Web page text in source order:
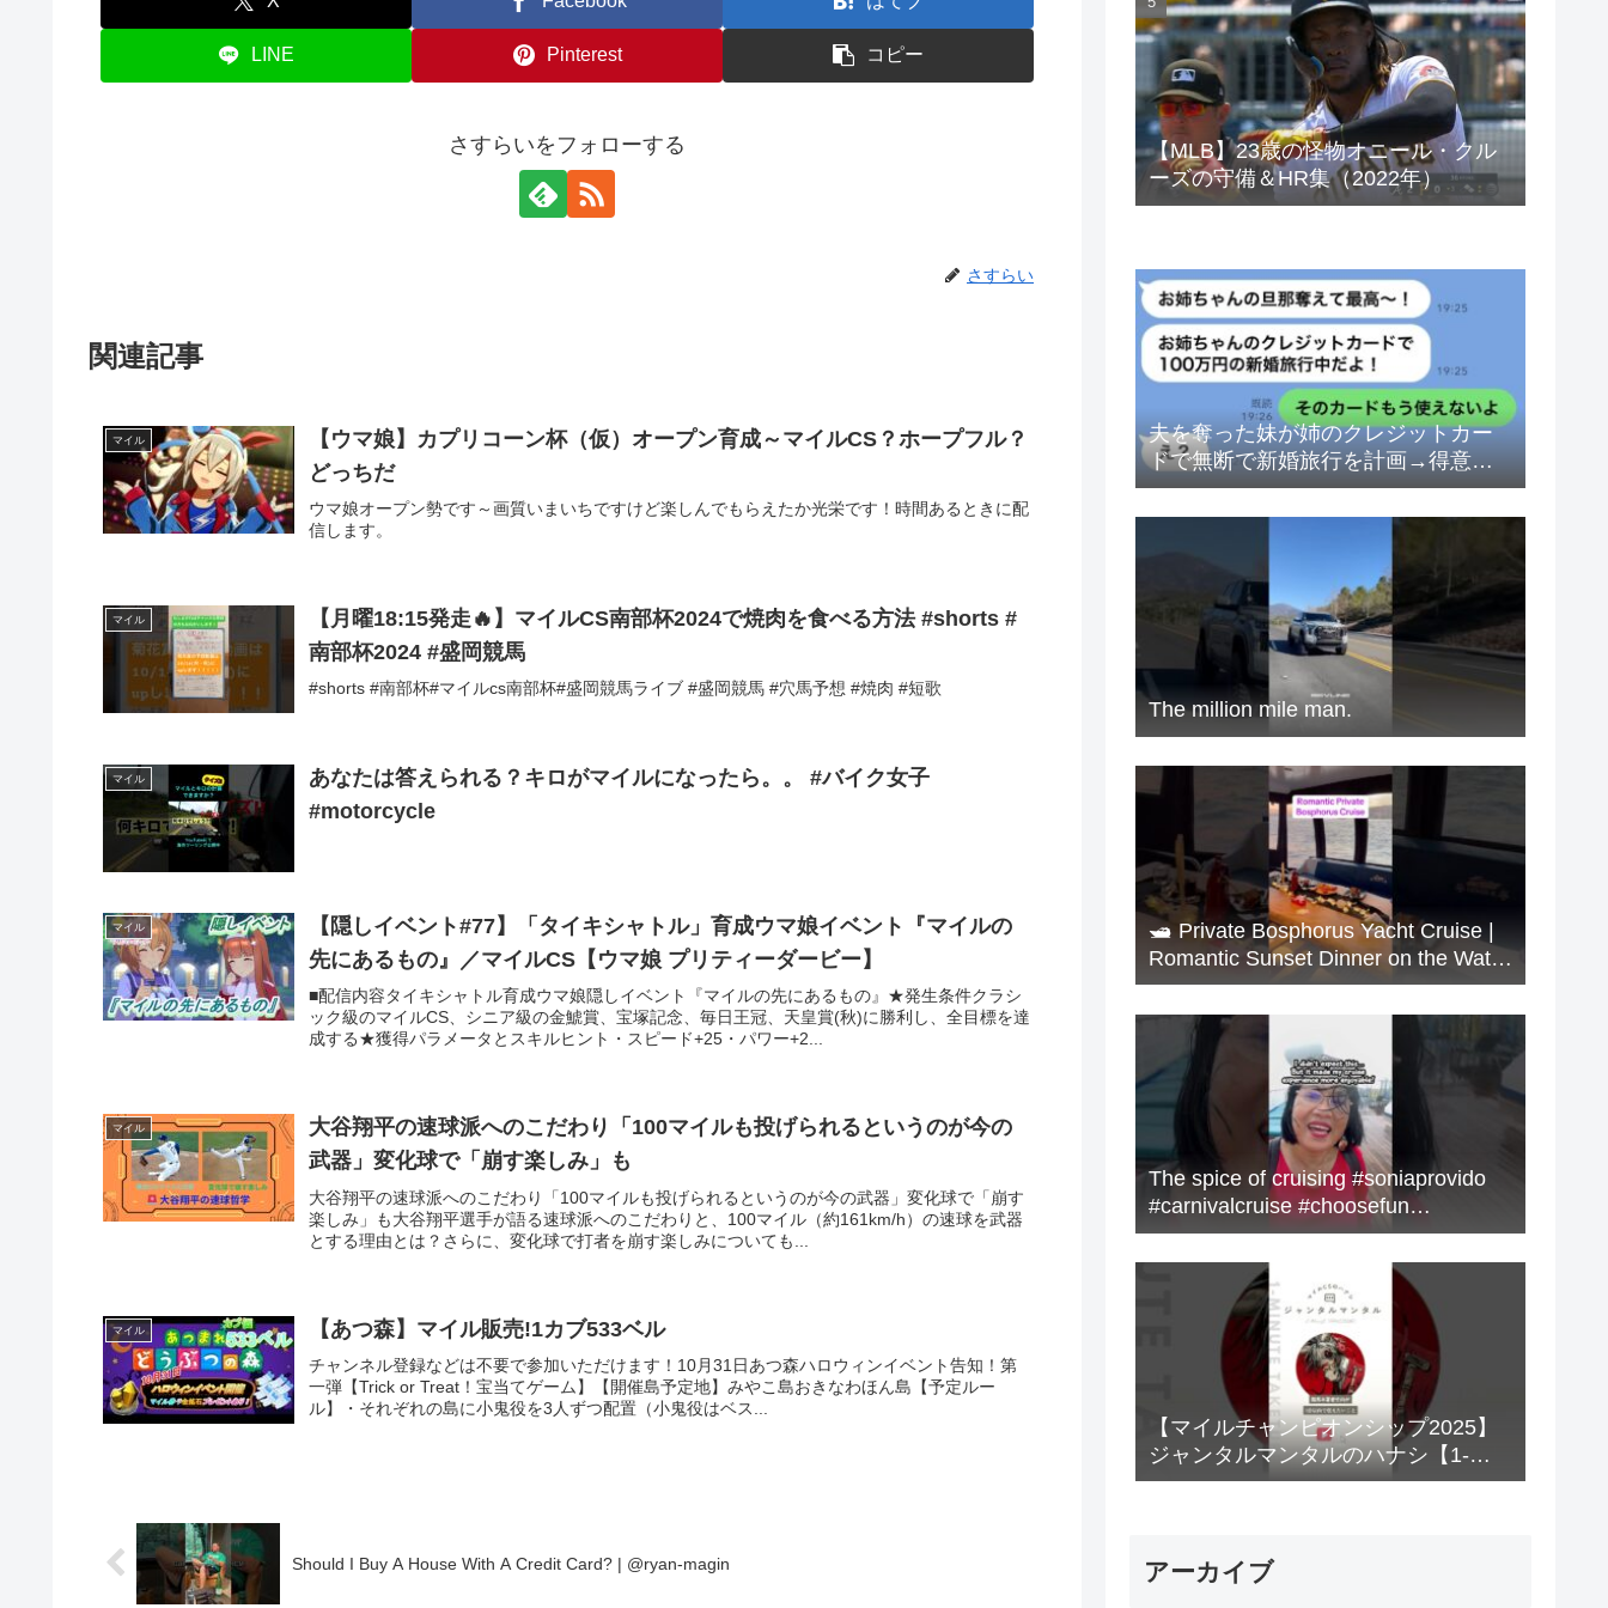
LINE Pinterest コピー
さすらいをフォローする
さすらい
関連記事
マイル
【ウマ娘】カプリコーン杯（仮）オープン育成～マイルCS？ホープフル？
どっちだ
ウマ娘オープン勢です～画質いまいちですけど楽しんでもらえたか光栄です！時間あるときに配
信します。
マイル
【月曜18:15発走🔥】マイルCS南部杯2024で焼肉を食べる方法 #shorts #
南部杯2024 #盛岡競馬
#shorts #南部杯#マイルcs南部杯#盛岡競馬ライブ #盛岡競馬 #穴馬予想 #焼肉 #短歌
マイル
あなたは答えられる？キロがマイルになったら。。 #バイク女子
#motorcycle
マイル
【隠しイベント#77】「タイキシャトル」育成ウマ娘イベント『マイルの
先にあるもの』／マイルCS【ウマ娘 プリティーダービー】
■配信内容タイキシャトル育成ウマ娘隠しイベント『マイルの先にあるもの』★発生条件クラシ
ック級のマイルCS、シニア級の金鯱賞、宝塚記念、毎日王冠、天皇賞(秋)に勝利し、全目標を達
成する★獲得パラメータとスキルヒント・スピード+25・パワー+2...
マイル
大谷翔平の速球派へのこだわり「100マイルも投げられるというのが今の
武器」変化球で「崩す楽しみ」も
大谷翔平の速球派へのこだわり「100マイルも投げられるというのが今の武器」変化球で「崩す
楽しみ」も大谷翔平選手が語る速球派へのこだわりと、100マイル（約161km/h）の速球を武器
とする理由とは？さらに、変化球で打者を崩す楽しみについても...
マイル 【あつ森】マイル販売!1カブ533ベル
チャンネル登録などは不要で参加いただけます！10月31日あつ森ハロウィンイベント告知！第
一弾【Trick or Treat！宝当てゲーム】【開催島予定地】みやこ島おきなわほん島【予定ルー
ル】・それぞれの島に小鬼役を3人ずつ配置（小鬼役はベス...
Should I Buy A House With A Credit Card? | @ryan-magin
ベトナムドン イラクディナール
【MLB】23歳の怪物オニール・クル
ーズの守備＆HR集（2022年）
夫を奪った妹が姉のクレジットカー
ドで無断で新婚旅行を計画→得意げ
な妹に「カードは解約したから」と
伝えた時の反応が…ｗ
The million mile man.
🛥️ Private Bosphorus Yacht Cruise |
Romantic Sunset Dinner on the Water
🇹🇷✨
The spice of cruising #soniaprovido
#carnivalcruise #choosefun
#adventure #cruise #fun
【マイルチャンピオンシップ2025】
ジャンタルマンタルのハナシ【1-
MINUTE】#競馬
アーカイブ